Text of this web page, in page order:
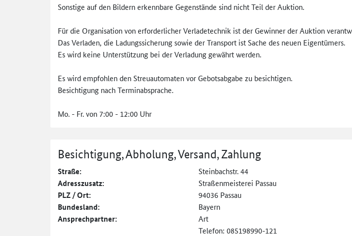
Sonstige auf den Bildern erkennbare Gegenstände sind nicht Teil der Auktion.
Für die Organisation von erforderlicher Verladetechnik ist der Gewinner der Auktion
Das Verladen, die Ladungssicherung sowie der Transport ist Sache des neuen Eigentümers.
Es wird keine Unterstützung bei der Verladung gewährt werden.
Es wird empfohlen den Streuautomaten vor Gebotsabgabe zu besichtigen.
Besichtigung nach Terminabsprache.
Mo. - Fr. von 7:00 - 12:00 Uhr
Besichtigung, Abholung, Versand, Zahlung
Straße: Steinbachstr. 44
Adresszusatz: Straßenmeisterei Passau
PLZ / Ort: 94036 Passau
Bundesland: Bayern
Ansprechpartner:
Art
Telefon: 085198990-121